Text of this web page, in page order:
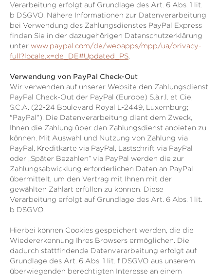
Verarbeitung erfolgt auf Grundlage des Art. 6 Abs. 1 lit.
b DSGVO. Nähere Informationen zur Datenverarbeitung
bei Verwendung des Zahlungsdienstes PayPal Express
finden Sie in der dazugehörigen Datenschutzerklärung
unter www.paypal.com/de/webapps/mpp/ua/privacy-
full?locale.x=de_DE#Updated_PS.
Verwendung von PayPal Check-Out
Wir verwenden auf unserer Website den Zahlungsdienst
PayPal Check-Out der PayPal (Europe) S.à.r.l. et Cie,
S.C.A. (22-24 Boulevard Royal L-2449, Luxemburg;
"PayPal"). Die Datenverarbeitung dient dem Zweck,
Ihnen die Zahlung über den Zahlungsdienst anbieten zu
können. Mit Auswahl und Nutzung von Zahlung via
PayPal, Kreditkarte via PayPal, Lastschrift via PayPal
oder „Später Bezahlen“ via PayPal werden die zur
Zahlungsabwicklung erforderlichen Daten an PayPal
übermittelt, um den Vertrag mit Ihnen mit der
gewählten Zahlart erfüllen zu können. Diese
Verarbeitung erfolgt auf Grundlage des Art. 6 Abs. 1 lit.
b DSGVO.
Hierbei können Cookies gespeichert werden, die die
Wiedererkennung Ihres Browsers ermöglichen. Die
dadurch stattfindende Datenverarbeitung erfolgt auf
Grundlage des Art. 6 Abs. 1 lit. f DSGVO aus unserem
überwiegenden berechtigten Interesse an einem